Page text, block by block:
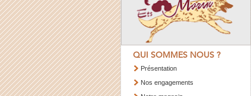
QUI SOMMES NOUS ?
Présentation
Nos engagements